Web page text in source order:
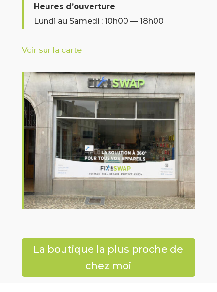
Heures d’ouverture
Lundi au Samedi : 10h00 — 18h00
Voir sur la carte
La boutique la plus proche de
chez moi